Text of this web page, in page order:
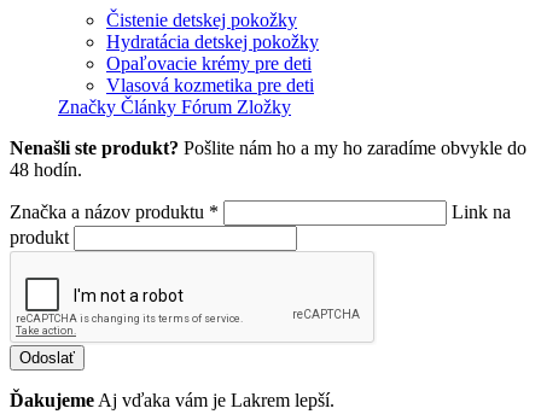
Čistenie detskej pokožky
Hydratácia detskej pokožky
Opaľovacie krémy pre deti
Vlasová kozmetika pre deti
Značky Články Fórum Zložky
Nenašli ste produkt? Pošlite nám ho a my ho zaradíme obvykle do
48 hodín.
Značka a názov produktu *
Link na
produkt
Odoslať
Ďakujeme Aj vďaka vám je Lakrem lepší.